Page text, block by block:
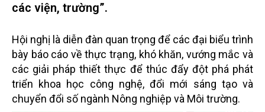
các viện, trường”.
Hội nghị là diễn đàn quan trọng để các đại biểu trình
bày báo cáo về thực trạng, khó khăn, vướng mắc và
các giải pháp thiết thực để thúc đẩy đột phá phát
triển khoa học công nghệ, đổi mới sáng tạo và
chuyển đổi số ngành Nông nghiệp và Môi trường.